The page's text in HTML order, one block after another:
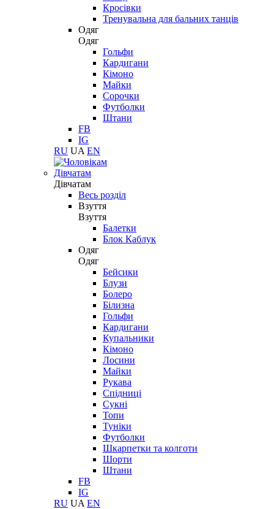
Кросівки
Тренувальна для бальних танців
Одяг
Одяг
Гольфи
Кардигани
Кімоно
Майки
Сорочки
Футболки
Штани
FB
IG
RU UA EN
Дівчатам
Дівчатам
Весь розділ
Взуття
Взуття
Балетки
Блок Каблук
Одяг
Одяг
Бейсики
Блузи
Болеро
Білизна
Гольфи
Кардигани
Купальники
Кімоно
Лосини
Майки
Рукава
Спідниці
Сукні
Топи
Туніки
Футболки
Шкарпетки та колготи
Шорти
Штани
FB
IG
RU UA EN